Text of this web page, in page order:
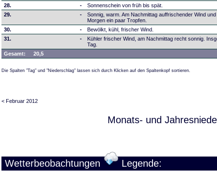
28.
-
Sonnenschein von früh bis spät.
29.
-
Sonnig, warm. Am Nachmittag auffrischender Wind
Morgen ein paar Tropfen.
30.
-
Bewölkt, kühl, frischer Wind.
31.
-
Kühler frischer Wind, am Nachmittag recht sonnig.
Tag.
Gesamt:
20,5
Die Spalten "Tag" und "Niederschlag" lassen sich durch Klicken auf den Spaltenkopf sortieren.
< Februar 2012
Monats- und
Wetterbeobachtungen Legende: